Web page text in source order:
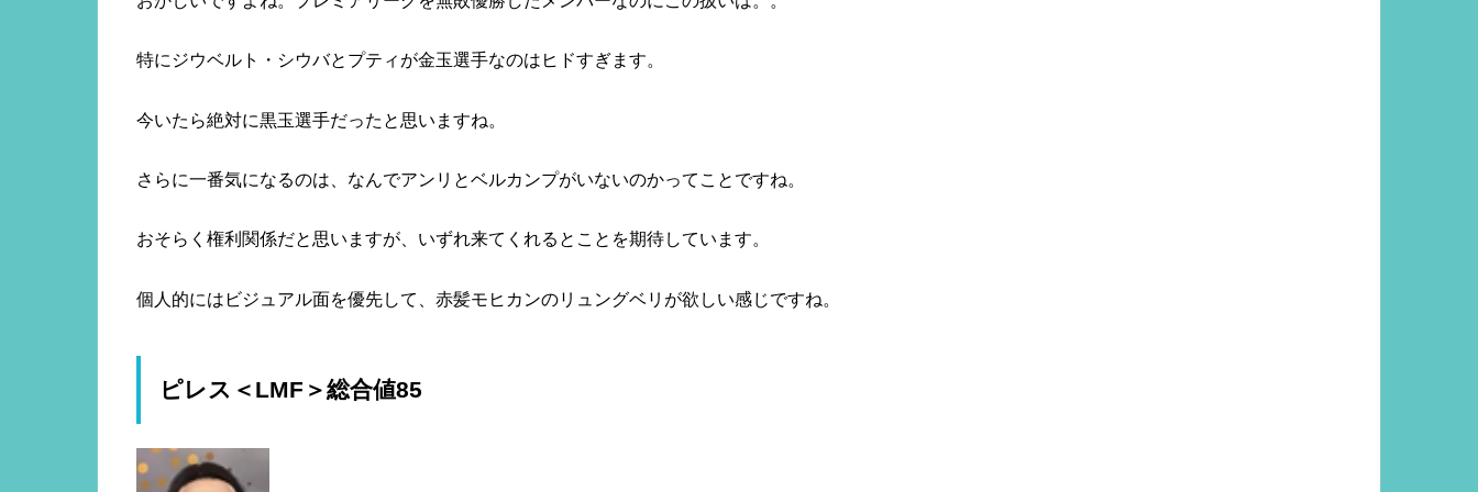
特にジウベルト・シウバとプティが金玉選手なのはヒドすぎます。
今いたら絶対に黒玉選手だったと思いますね。
さらに一番気になるのは、なんでアンリとベルカンプがいないのかってことですね。
おそらく権利関係だと思いますが、いずれ来てくれるとことを期待しています。
個人的にはビジュアル面を優先して、赤髪モヒカンのリュングベリが欲しい感じですね。
ピレス＜LMF＞総合値85